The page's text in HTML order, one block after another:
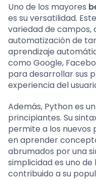
Uno de los mayores
es su versatilidad.
variedad de campos,
automatización de
aprendizaje
como Google,
para desarrollar sus
experiencia del
Además, Python es
principiantes. Su
permite a los
en aprender
abrumados por una
simplicidad es uno
contribuido a su